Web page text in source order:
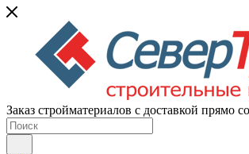
Заказ стройматериалов с доставкой прямо